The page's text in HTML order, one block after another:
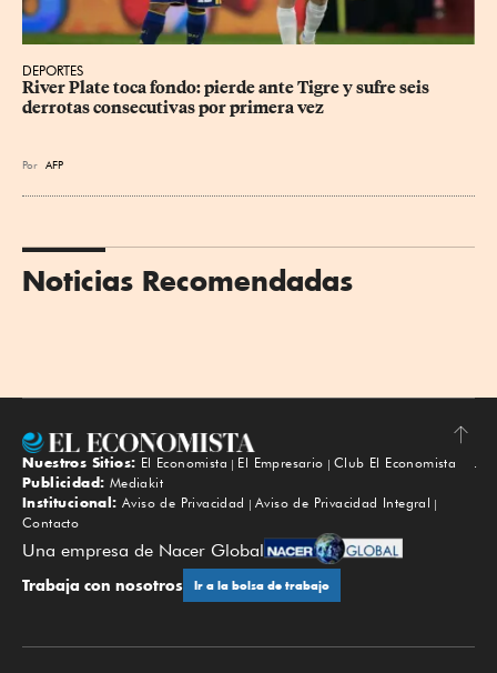
DEPORTES
River Plate toca fondo: pierde ante Tigre y sufre seis
derrotas consecutivas por primera vez
Por AFP
Noticias Recomendadas
Subir
Nuestros Sitios: El Economista El Empresario
Club El Economista
Publicidad: Mediakit
Institucional: Aviso de Privacidad
Aviso de Privacidad Integral
Contacto
Una empresa de Nacer Global
Trabaja con nosotros Ir a la bolsa de trabajo